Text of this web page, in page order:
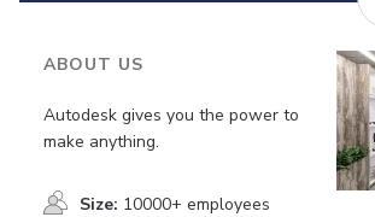
ABOUT US
Autodesk gives you the power to
make anything.
Size: 10000+ employees